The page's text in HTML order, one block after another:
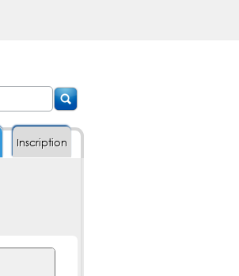
Inscription